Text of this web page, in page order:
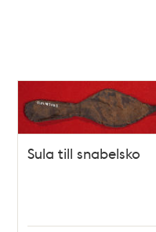
Sula till snabelsko